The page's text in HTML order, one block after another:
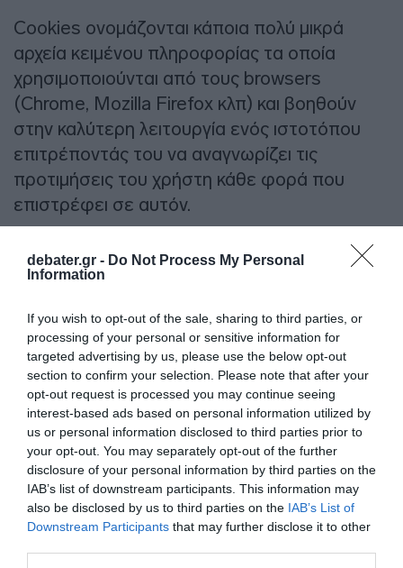
debater.gr - Do Not Process My Personal
Information
If you wish to opt-out of the sale, sharing to third parties, or
processing of your personal or sensitive information for
targeted advertising by us, please use the below opt-out
section to confirm your selection. Please note that after your
opt-out request is processed you may continue seeing
interest-based ads based on personal information utilized by
us or personal information disclosed to third parties prior to
your opt-out. You may separately opt-out of the further
disclosure of your personal information by third parties on the
IAB’s list of downstream participants. This information may
also be disclosed by us to third parties on the IAB’s List of
Downstream Participants that may further disclose it to other
Cookies ονομάζονται κάποια πολύ μικρά
αρχεία κειμένου πληροφορίας τα οποία
χρησιμοποιούνται από τους browsers
(Chrome, Mozilla Firefox κλπ) και βοηθούν
στην καλύτερη λειτουργία ενός ιστοτόπου
επιτρέποντάς του να αναγνωρίζει τις
προτιμήσεις του χρήστη κάθε φορά που
επιστρέφει σε αυτόν.
διαφορετικοί τύποι αυτών των αρχείων
Cookies Λειτουργικότητας: Επιτρέπουν
την εκτέλεση βασικών λειτουργιών των
δικτυακών τόπων μας. Αυτά τα cookies δεν
συγκεντρώνουν πληροφορίες σχετικά με
τους επισκέπτες που θα μπορούσαν να
χρησιμοποιηθούν για λόγους marketing ή για
την απομνημόνευση των ιστοσελίδων στις
οποίες έχουν περιηγηθεί στο διαδίκτυο.